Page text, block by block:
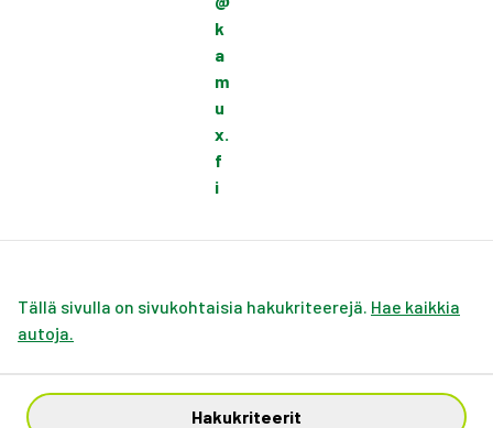
k
a
m
u
x.
f
i
Tällä sivulla on sivukohtaisia hakukriteerejä. Hae kaikkia
autoja.
Hakukriteerit